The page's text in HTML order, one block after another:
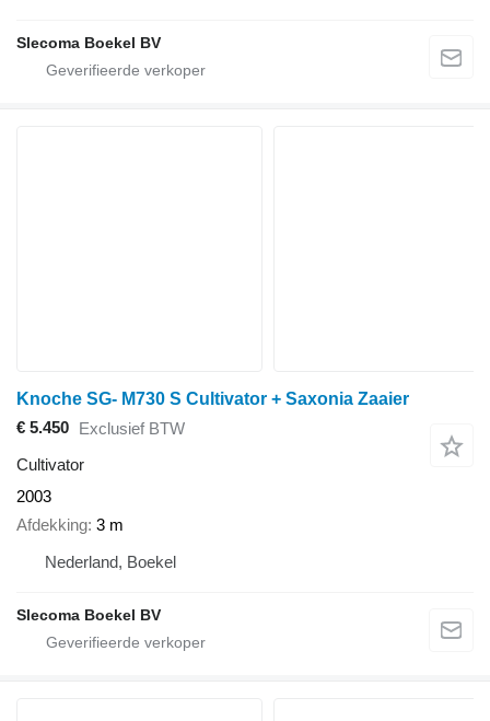
Slecoma Boekel BV
Knoche SG- M730 S Cultivator + Saxonia Zaaier
€ 5.450 Exclusief BTW
Cultivator
2003
Afdekking 3 m
Nederland, Boekel
Slecoma Boekel BV